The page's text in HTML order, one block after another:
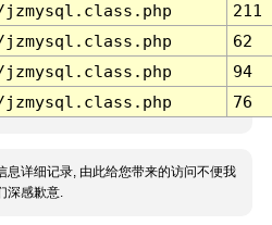
211
62
94
76
息详细记录, 由此给您带来的访问不便我
深感歉意.